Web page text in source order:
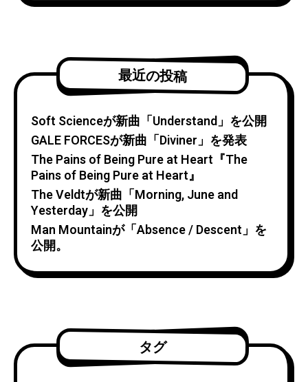
最近の投稿
Soft Scienceが新曲「Understand」を公開
GALE FORCESが新曲「Diviner」を発表
The Pains of Being Pure at Heart『The
Pains of Being Pure at Heart』
The Veldtが新曲「Morning, June and
Yesterday」を公開
Man Mountainが「Absence / Descent」を
公開。
タグ